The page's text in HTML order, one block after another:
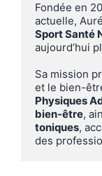
Fondée en
actuelle,
Sport Santé
aujourd’hui
Sa mission
et le bien-
Physiques
bien-être,
toniques,
des